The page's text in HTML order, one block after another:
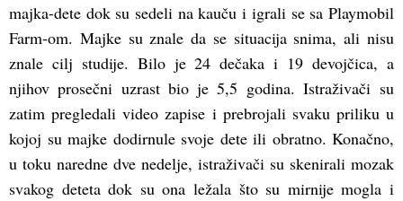
majka-dete dok su sedeli na kauču i igrali se sa Playmobil
Farm-om. Majke su znale da se situacija snima, ali nisu
znale cilj studije. Bilo je 24 dečaka i 19 devojčica, a
njihov prosečni uzrast bio je 5,5 godina. Istraživači su
zatim pregledali video zapise i prebrojali svaku priliku u
kojoj su majke dodirnule svoje dete ili obratno. Konačno,
u toku naredne dve nedelje, istraživači su skenirali mozak
svakog deteta dok su ona ležala što su mirnije mogla i